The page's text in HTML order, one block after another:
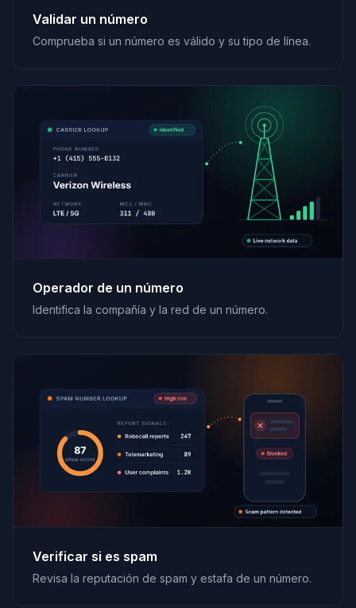
Validar un número
Comprueba si un número es válido y su tipo de línea.
Operador de un número
Identifica la compañía y la red de un número.
Verificar si es spam
Revisa la reputación de spam y estafa de un número.